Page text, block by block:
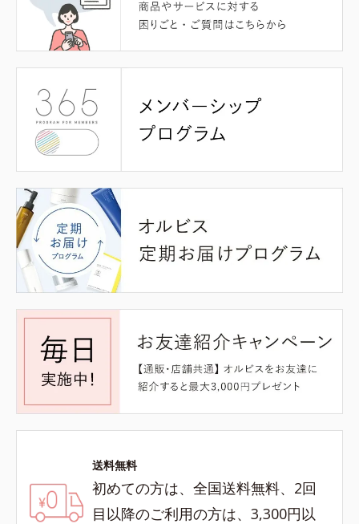
送料無料
初めての方は、全国送料無料、2回
目以降のご利用の方は、3,300円以